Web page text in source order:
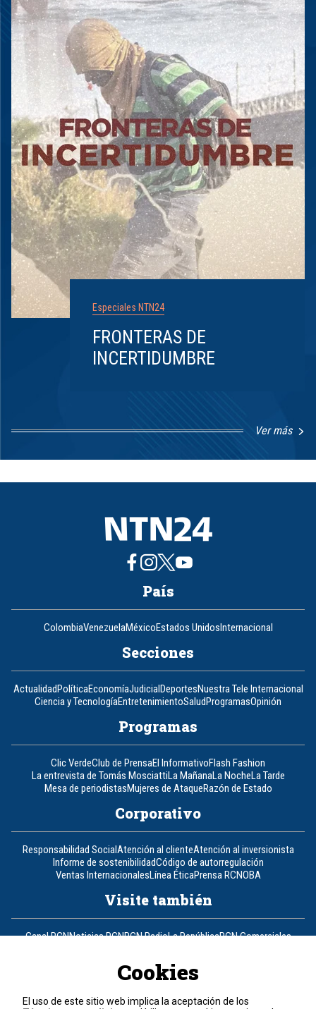
Especiales NTN24
FRONTERAS DE
INCERTIDUMBRE
Ver más
1
8
País
ColombiaVenezuelaMéxicoEstados UnidosInternacional
Secciones
ActualidadPolíticaEconomíaJudicialDeportesNuestra Tele Internacional
Ciencia y TecnologíaEntretenimientoSaludProgramasOpinión
Programas
Clic VerdeClub de PrensaEl InformativoFlash Fashion
La entrevista de Tomás MosciattiLa MañanaLa NocheLa Tarde
Mesa de periodistasMujeres de AtaqueRazón de Estado
Corporativo
Responsabilidad SocialAtención al clienteAtención al inversionista
Informe de sostenibilidadCódigo de autorregulación
Ventas InternacionalesLínea ÉticaPrensa RCNOBA
Visite también
Canal RCNNoticias RCNRCN RadioLa RepúblicaRCN Comerciales
Un producto de RCN Televisión
Contáctenos
Cookies
El uso de este sitio web implica la aceptación de los